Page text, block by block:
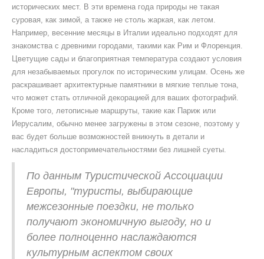
исторических мест. В эти времена года природы не такая
суровая, как зимой, а также не столь жаркая, как летом.
Например, весенние месяцы в Италии идеально подходят для
знакомства с древними городами, такими как Рим и Флоренция.
Цветущие сады и благоприятная температура создают условия
для незабываемых прогулок по историческим улицам. Осень же
раскрашивает архитектурные памятники в мягкие теплые тона,
что может стать отличной декорацией для ваших фотографий.
Кроме того, летописные маршруты, такие как Париж или
Иерусалим, обычно менее загружены в этом сезоне, поэтому у
вас будет больше возможностей вникнуть в детали и
насладиться достопримечательностями без лишней суеты.
По данным Туристической Ассоциации
Европы, "туристы, выбирающие
межсезонные поездки, не только
получают экономичную выгоду, но и
более полноценно наслаждаются
культурным аспектом своих